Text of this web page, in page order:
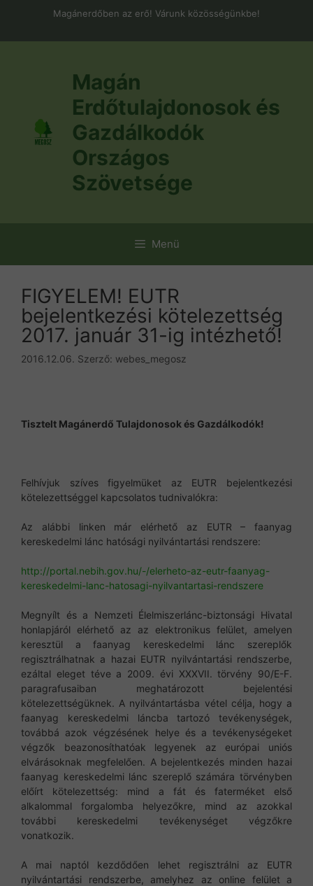
Magánerdőben az erő! Várunk közösségünkbe!
Magán
Erdőtulajdonosok és
Gazdálkodók
Országos
Szövetsége
Menü
FIGYELEM! EUTR
bejelentkezési kötelezettség
2017. január 31-ig intézhető!
2016.12.06. Szerző: webes_megosz
Tisztelt Magánerdő Tulajdonosok és Gazdálkodók!
Felhívjuk szíves figyelmüket az EUTR bejelentkezési
kötelezettséggel kapcsolatos tudnivalókra:
Az alábbi linken már elérhető az EUTR – faanyag
kereskedelmi lánc hatósági nyilvántartási rendszere:
http://portal.nebih.gov.hu/-/elerheto-az-eutr-faanyag-
kereskedelmi-lanc-hatosagi-nyilvantartasi-rendszere
Megnyílt és a Nemzeti Élelmiszerlánc-biztonsági Hivatal
honlapjáról elérhető az az elektronikus felület, amelyen
keresztül a faanyag kereskedelmi lánc szereplők
regisztrálhatnak a hazai EUTR nyilvántartási rendszerbe,
ezáltal eleget téve a 2009. évi XXXVII. törvény 90/E-F.
paragrafusaiban meghatározott bejelentési
kötelezettségüknek. A nyilvántartásba vétel célja, hogy a
faanyag kereskedelmi láncba tartozó tevékenységek,
továbbá azok végzésének helye és a tevékenységeket
végzők beazonosíthatóak legyenek az európai uniós
elvárásoknak megfelelően. A bejelentkezés minden hazai
faanyag kereskedelmi lánc szereplő számára törvényben
előírt kötelezettség: mind a fát és faterméket első
alkalommal forgalomba helyezőkre, mind az azokkal
további kereskedelmi tevékenységet végzőkre
vonatkozik.
A mai naptól kezdődően lehet regisztrálni az EUTR
nyilvántartási rendszerbe, amelyhez az online felület a